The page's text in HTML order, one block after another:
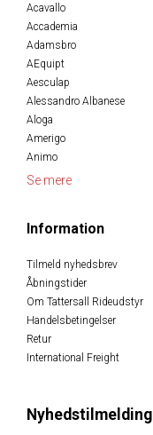
Acavallo
Accademia
Adamsbro
AEquipt
Aesculap
Alessandro Albanese
Aloga
Amerigo
Animo
Se mere
Information
Tilmeld nyhedsbrev
Åbningstider
Om Tattersall Rideudstyr
Handelsbetingelser
Retur
International Freight
Nyhedstilmelding